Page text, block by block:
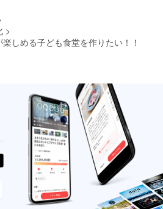
>
しめる子ども食堂を作りたい！！